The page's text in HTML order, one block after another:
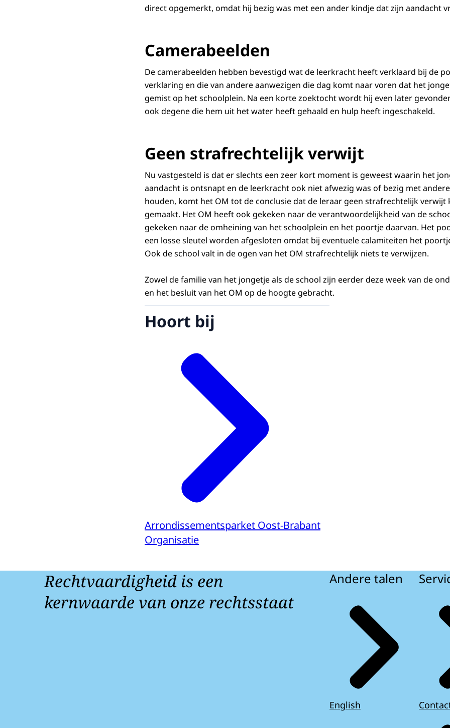
direct opgemerkt, omdat hij bezig was met een ander kindje dat zijn aandacht
Camerabeelden
De camerabeelden hebben bevestigd wat de leerkracht heeft verklaard bij de
verklaring en die van andere aanwezigen die dag komt naar voren dat het
gemist op het schoolplein. Na een korte zoektocht wordt hij even later
ook degene die hem uit het water heeft gehaald en hulp heeft ingeschakeld.
Geen strafrechtelijk verwijt
Nu vastgesteld is dat er slechts een zeer kort moment is geweest waarin het
aandacht is ontsnapt en de leerkracht ook niet afwezig was of bezig met
houden, komt het OM tot de conclusie dat de leraar geen strafrechtelijk verwijt
gemaakt. Het OM heeft ook gekeken naar de verantwoordelijkheid van de
gekeken naar de omheining van het schoolplein en het poortje daarvan. Het
een losse sleutel worden afgesloten omdat bij eventuele calamiteiten het
Ook de school valt in de ogen van het OM strafrechtelijk niets te verwijzen.
Zowel de familie van het jongetje als de school zijn eerder deze week van de
en het besluit van het OM op de hoogte gebracht.
Hoort bij
Arrondissementsparket Oost-Brabant
Organisatie
Rechtvaardigheid is een
kernwaarde van onze rechtsstaat
Andere talen
English